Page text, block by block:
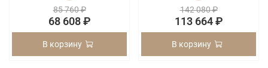
85 760 ₽
68 608 ₽
В корзину
142 080 ₽
113 664 ₽
В корзину